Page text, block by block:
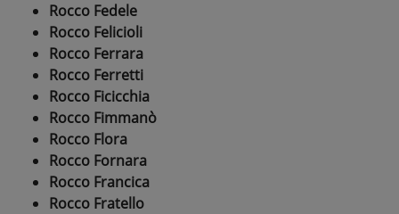
Rocco Fedele
Rocco Felicioli
Rocco Ferrara
Rocco Ferretti
Rocco Ficicchia
Rocco Fimmanò
Rocco Flora
Rocco Fornara
Rocco Francica
Rocco Fratello